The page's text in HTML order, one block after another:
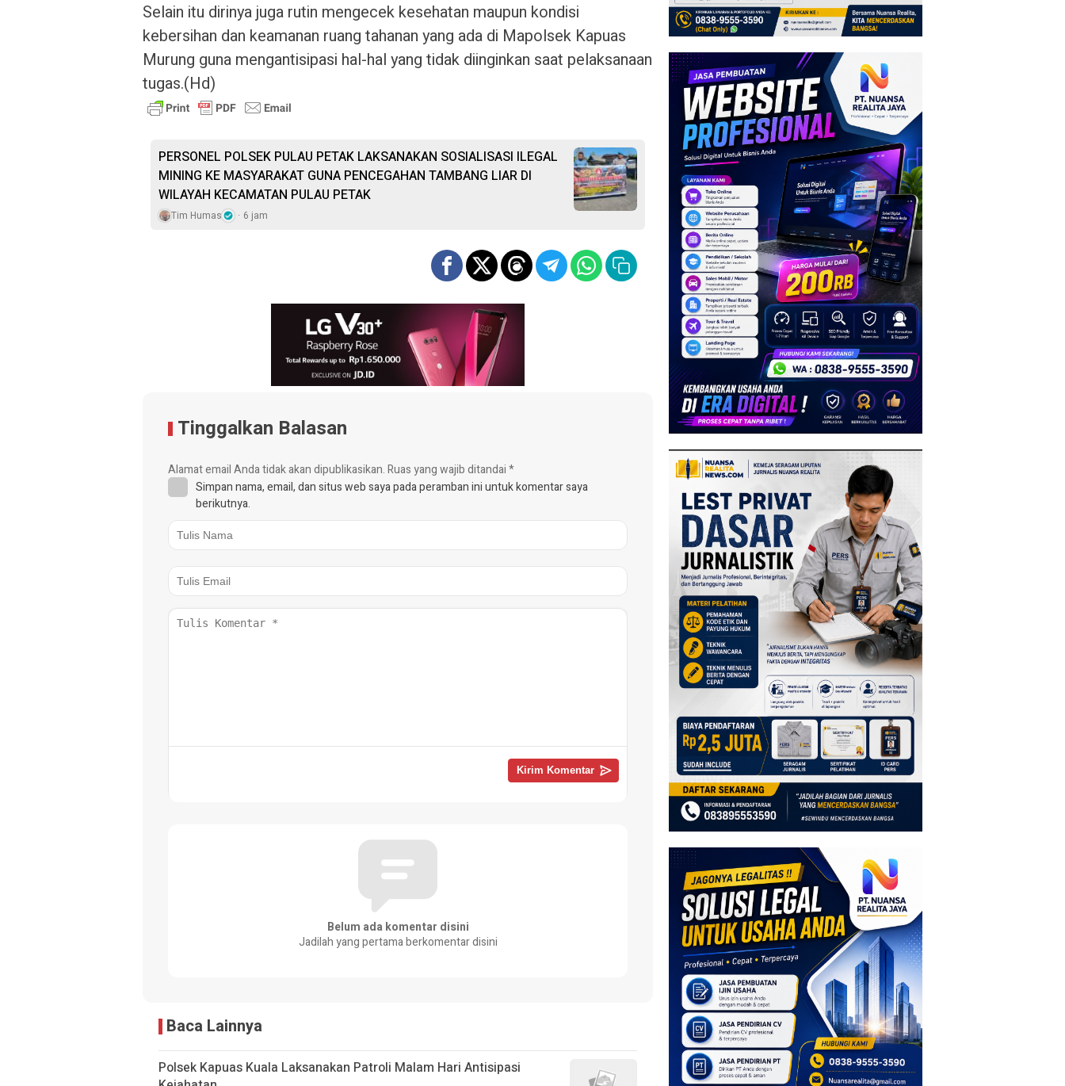
Selain itu dirinya juga rutin mengecek kesehatan maupun kondisi
kebersihan dan keamanan ruang tahanan yang ada di Mapolsek Kapuas
Murung guna mengantisipasi hal-hal yang tidak diinginkan saat pelaksanaan
tugas.(Hd)
PERSONEL POLSEK PULAU PETAK LAKSANAKAN SOSIALISASI ILEGAL
MINING KE MASYARAKAT GUNA PENCEGAHAN TAMBANG LIAR DI
WILAYAH KECAMATAN PULAU PETAK
Tim Humas 6 jam
Tinggalkan Balasan
Alamat email Anda tidak akan dipublikasikan.Ruas yang wajib ditandai*
Simpan nama, email, dan situs web saya pada peramban ini untuk komentar saya
berikutnya.
Belum ada komentar disini
Jadilah yang pertama berkomentar disini
Baca Lainnya
Polsek Kapuas Kuala Laksanakan Patroli Malam Hari Antisipasi